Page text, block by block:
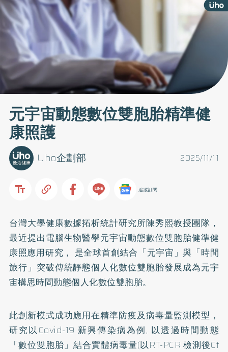
元宇宙動態數位雙胞胎精準健
康照護
2025/11/11
Uho企劃部
追蹤訂閱
台灣大學健康數據拓析統計研究所陳秀熙教授團隊，
最近提出電腦生物醫學元宇宙動態數位雙胞胎健準健
康照應用研究， 是全球首創結合「元宇宙」與「時間
旅行」突破傳統靜態個人化數位雙胞胎發展成為元宇
宙構思時間動態個人化數位雙胞胎。
此創新模式成功應用在精準防疫及病毒量監測模型，
研究以Covid-19 新興傳染病為例, 以透過時間動態
「數位雙胞胎」結合實體病毒量(以RT-PCR 檢測後Ct